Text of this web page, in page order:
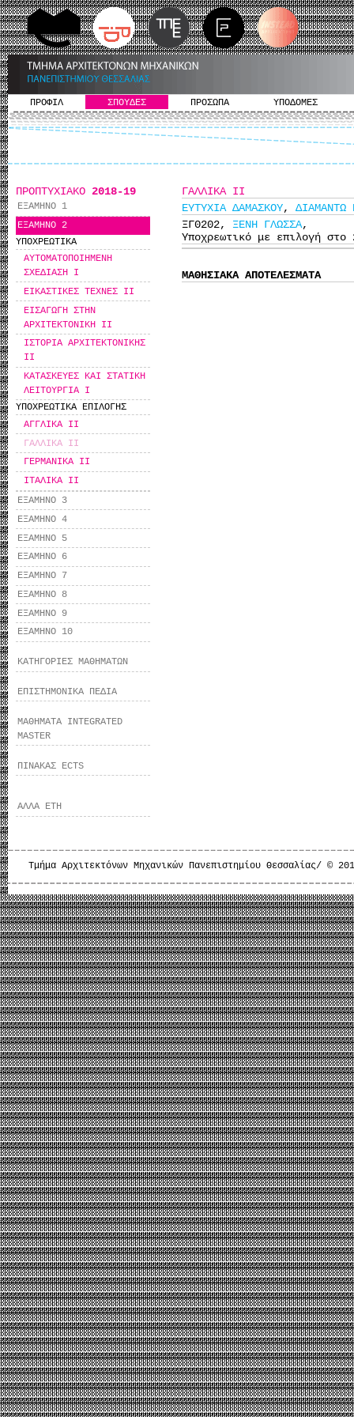
ΠΡΟΦΙΛ ΣΠΟΥΔΕΣ ΠΡΟΣΩΠΑ ΥΠΟΔΟΜΕΣ
ΠΡΟΠΤΥΧΙΑΚΟ 2018-19
ΕΞΑΜΗΝΟ 1
ΕΞΑΜΗΝΟ 2
ΥΠΟΧΡΕΩΤΙΚΑ
ΑΥΤΟΜΑΤΟΠΟΙΗΜΕΝΗ
ΣΧΕΔΙΑΣΗ I
ΕΙΚΑΣΤΙΚΕΣ ΤΕΧΝΕΣ ΙΙ
ΕΙΣΑΓΩΓΗ ΣΤΗΝ
ΑΡΧΙΤΕΚΤΟΝΙΚΗ ΙΙ
ΙΣΤΟΡΙΑ ΑΡΧΙΤΕΚΤΟΝΙΚΗΣ
ΙΙ
ΚΑΤΑΣΚΕΥΕΣ ΚΑΙ ΣΤΑΤΙΚΗ
ΛΕΙΤΟΥΡΓΙΑ Ι
ΥΠΟΧΡΕΩΤΙΚΑ ΕΠΙΛΟΓΗΣ
ΑΓΓΛΙΚΑ ΙΙ
ΓΑΛΛΙΚΑ ΙΙ
ΓΕΡΜΑΝΙΚΑ ΙΙ
ΙΤΑΛΙΚΑ ΙΙ
ΕΞΑΜΗΝΟ 3
ΕΞΑΜΗΝΟ 4
ΕΞΑΜΗΝΟ 5
ΕΞΑΜΗΝΟ 6
ΕΞΑΜΗΝΟ 7
ΕΞΑΜΗΝΟ 8
ΕΞΑΜΗΝΟ 9
ΕΞΑΜΗΝΟ 10
ΚΑΤΗΓΟΡΙΕΣ ΜΑΘΗΜΑΤΩΝ
ΕΠΙΣΤΗΜΟΝΙΚΑ ΠΕΔΙΑ
ΜΑΘΗΜΑΤΑ INTEGRATED
MASTER
ΠΙΝΑΚΑΣ ECTS
ΑΛΛΑ ΕΤΗ
ΓΑΛΛΙΚΑ ΙΙ
ΕΥΤΥΧΙΑ ΔΑΜΑΣΚΟΥ, ΔΙΑΜΑΝΤΩ
ΞΓ0202, ΞΕΝΗ ΓΛΩΣΣΑ,
Υποχρεωτικό με επιλογή
ΜΑΘΗΣΙΑΚΑ ΑΠΟΤΕΛΕΣΜΑΤΑ
Τμήμα Αρχιτεκτόνων Μηχανικών Πανεπιστημίου Θεσσαλίας/ ©